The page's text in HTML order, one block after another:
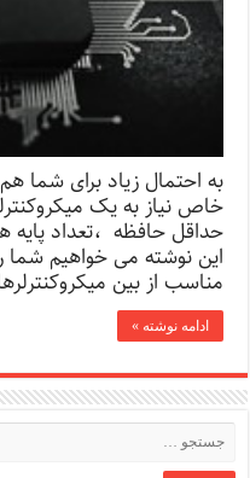
به احتمال زیاد برای شما
خاص نیاز به یک
حداقل حافظه ،تعداد پایه
این نوشته می خواهیم شما
مناسب از بین
ادامه نوشته »